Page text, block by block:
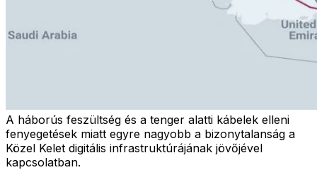
A háborús feszültség és a tenger alatti kábelek elleni
fenyegetések miatt egyre nagyobb a bizonytalanság a
Közel Kelet digitális infrastruktúrájának jövőjével
kapcsolatban.